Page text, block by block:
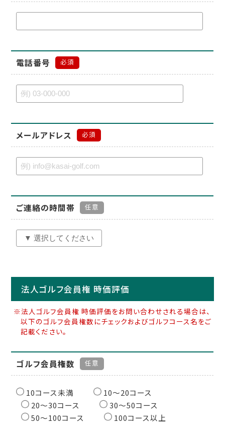
電話番号 必須
メールアドレス 必須
ご連絡の時間帯 任意
法人ゴルフ会員権 時価評価
※法人ゴルフ会員権 時価評価をお問い合わせされる場合は、
以下のゴルフ会員権数にチェックおよびゴルフコース名をご
記載ください。
ゴルフ会員権数 任意
10コース未満
10〜20コース
20〜30コース
30〜50コース
50〜100コース
100コース以上